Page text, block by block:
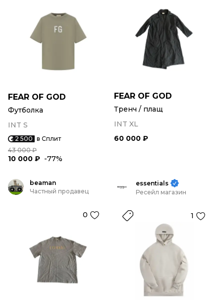
FEAR OF GOD
Футболка
INT S
2 500 в Сплит
43 000 ₽
10 000 ₽ -77%
FEAR OF GOD
Тренч / плащ
INT XL
60 000 ₽
beaman
Частный продавец
0
essentials
Ресейл магазин
1